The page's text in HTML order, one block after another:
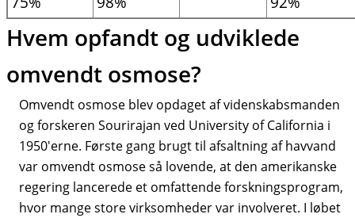
Hvem opfandt og udviklede
omvendt osmose?
Omvendt osmose blev opdaget af videnskabsmanden
og forskeren Sourirajan ved University of California i
1950'erne. Første gang brugt til afsaltning af havvand
var omvendt osmose så lovende, at den amerikanske
regering lancerede et omfattende forskningsprogram,
hvor mange store virksomheder var involveret. I løbet